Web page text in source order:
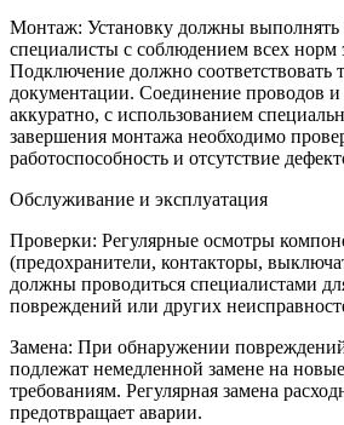
Монтаж: Установку должны
специалисты с соблюдением всех норм
Подключение должно соответствовать
документации. Соединение проводов и
аккуратно, с использованием
завершения монтажа необходимо
работоспособность и отсутствие
Обслуживание и эксплуатация
Проверки: Регулярные осмотры
(предохранители, контакторы,
должны проводиться специалистами
повреждений или других
Замена: При обнаружении
подлежат немедленной замене на
требованиям. Регулярная замена
предотвращает аварии.